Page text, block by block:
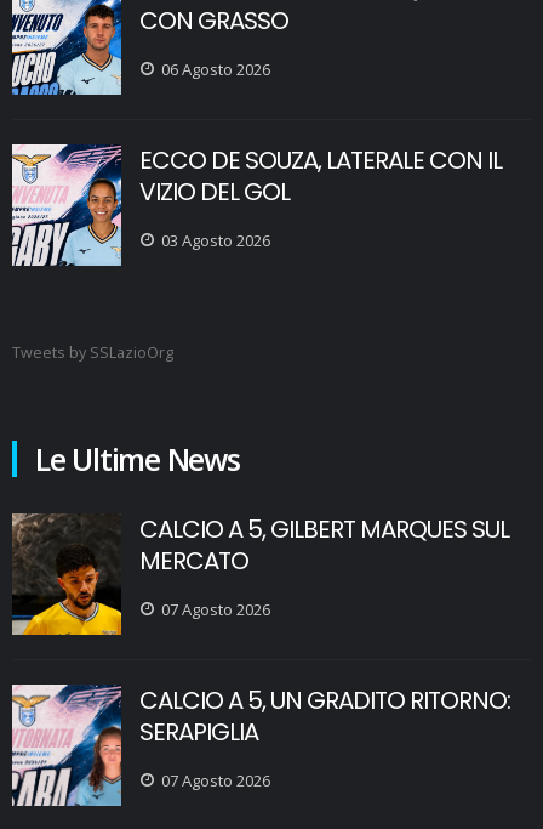
CON GRASSO
06 Agosto 2026
ECCO DE SOUZA, LATERALE CON IL
VIZIO DEL GOL
03 Agosto 2026
Tweets by SSLazioOrg
Le Ultime News
CALCIO A 5, GILBERT MARQUES SUL
MERCATO
07 Agosto 2026
CALCIO A 5, UN GRADITO RITORNO:
SERAPIGLIA
07 Agosto 2026